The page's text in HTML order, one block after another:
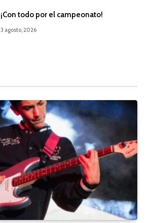
¡Con todo por el campeonato!
3 agosto, 2026